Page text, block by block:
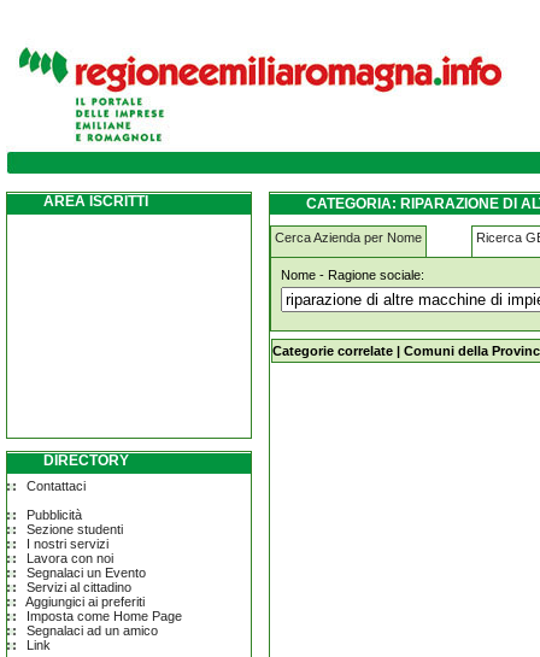
riparazione-di-altre-macchine-di-impiego-
AREA ISCRITTI
DIRECTORY
Contattaci
Pubblicità
Sezione studenti
I nostri servizi
Lavora con noi
Segnalaci un Evento
Servizi al cittadino
Aggiungici ai preferiti
Imposta come Home Page
Segnalaci ad un amico
Link
CATEGORIA: RIPARAZIONE DI
Cerca Azienda per Nome Ricerca
Nome - Ragione sociale:
riparazione-di-altre-macchine-di-
Categorie correlate | Comuni della